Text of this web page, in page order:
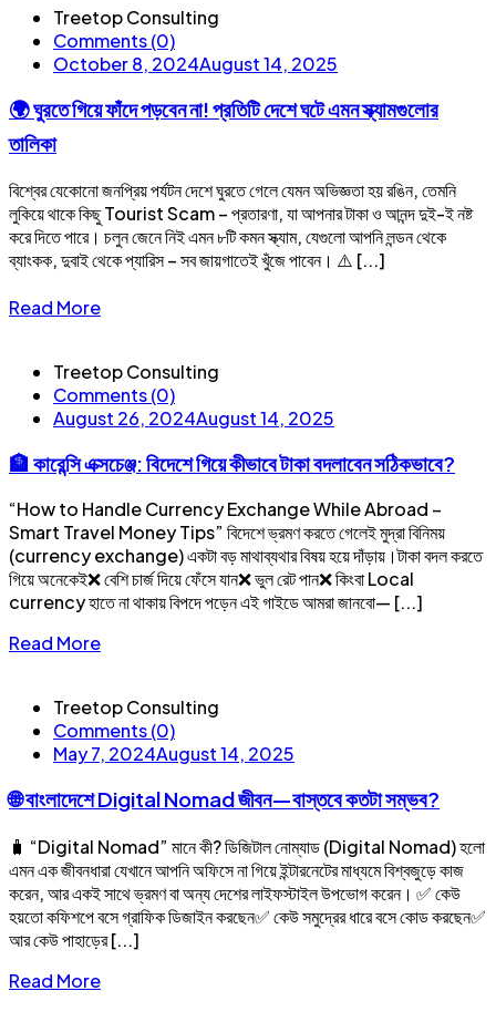
Treetop Consulting
Comments (0)
October 8, 2024August 14, 2025
🌍 ঘুরতে গিয়ে ফাঁদে পড়বেন না! প্রতিটি দেশে ঘটে এমন স্ক্যামগুলোর
তালিকা
বিশ্বের যেকোনো জনপ্রিয় পর্যটন দেশে ঘুরতে গেলে যেমন অভিজ্ঞতা হয় রঙিন, তেমনি
লুকিয়ে থাকে কিছু ‍Tourist Scam – প্রতারণা, যা আপনার টাকা ও আনন্দ দুই-ই নষ্ট
করে দিতে পারে। চলুন জেনে নিই এমন ৮টি কমন স্ক্যাম, যেগুলো আপনি লন্ডন থেকে
ব্যাংকক, দুবাই থেকে প্যারিস – সব জায়গাতেই খুঁজে পাবেন। ⚠️ [...]
Read More
Treetop Consulting
Comments (0)
August 26, 2024August 14, 2025
🏦 কারেন্সি এক্সচেঞ্জ: বিদেশে গিয়ে কীভাবে টাকা বদলাবেন সঠিকভাবে?
“How to Handle Currency Exchange While Abroad –
Smart Travel Money Tips” বিদেশে ভ্রমণ করতে গেলেই মুদ্রা বিনিময়
(currency exchange) একটা বড় মাথাব্যথার বিষয় হয়ে দাঁড়ায়।টাকা বদল করতে
গিয়ে অনেকেই❌ বেশি চার্জ দিয়ে ফেঁসে যান❌ ভুল রেট পান❌ কিংবা Local
currency হাতে না থাকায় বিপদে পড়েন এই গাইডে আমরা জানবো— [...]
Read More
Treetop Consulting
Comments (0)
May 7, 2024August 14, 2025
🌐 বাংলাদেশে Digital Nomad জীবন—বাস্তবে কতটা সম্ভব?
🧳 “Digital Nomad” মানে কী? ডিজিটাল নোম্যাড (Digital Nomad) হলো
এমন এক জীবনধারা যেখানে আপনি অফিসে না গিয়ে ইন্টারনেটের মাধ্যমে বিশ্বজুড়ে কাজ
করেন, আর একই সাথে ভ্রমণ বা অন্য দেশের লাইফস্টাইল উপভোগ করেন। ✅ কেউ
হয়তো কফিশপে বসে গ্রাফিক ডিজাইন করছেন✅ কেউ সমুদ্রের ধারে বসে কোড করছেন✅
আর কেউ পাহাড়ের [...]
Read More